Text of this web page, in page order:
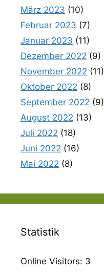
März 2023 (10)
Februar 2023 (7)
Januar 2023 (11)
Dezember 2022 (9)
November 2022 (11)
Oktober 2022 (8)
September 2022 (9)
August 2022 (13)
Juli 2022 (18)
Juni 2022 (16)
Mai 2022 (8)
Statistik
Online Visitors: 3